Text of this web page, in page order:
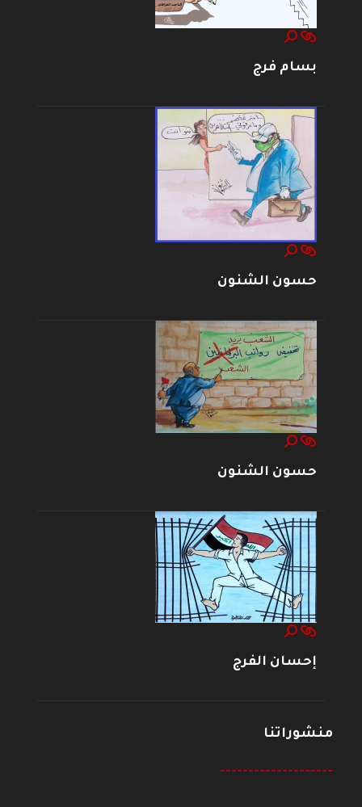
بسام فرج
حسون الشنون
حسون الشنون
إحسان الفرج
منشوراتنا
--------------------